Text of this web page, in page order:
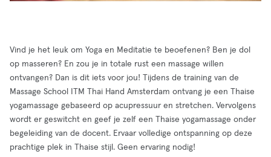
Vind je het leuk om Yoga en Meditatie te beoefenen? Ben je dol
op masseren? En zou je in totale rust een massage willen
ontvangen? Dan is dit iets voor jou! Tijdens de training van de
Massage School ITM Thai Hand Amsterdam ontvang je een Thaise
yogamassage gebaseerd op acupressuur en stretchen. Vervolgens
wordt er geswitcht en geef je zelf een Thaise yogamassage onder
begeleiding van de docent. Ervaar volledige ontspanning op deze
prachtige plek in Thaise stijl. Geen ervaring nodig!